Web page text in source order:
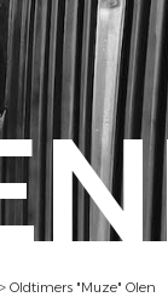
> Oldtimers "Muze" Olen